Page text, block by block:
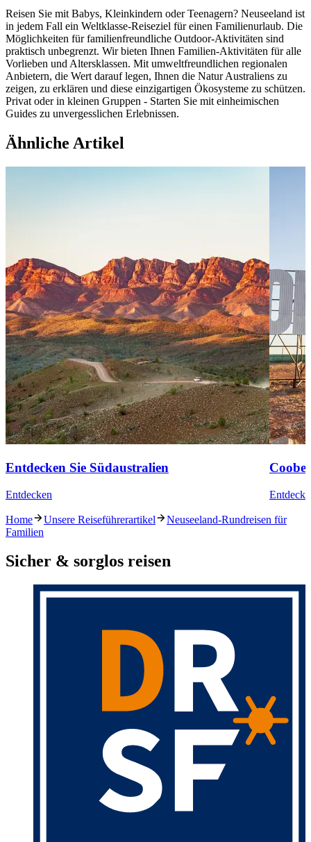
Reisen Sie mit Babys, Kleinkindern oder Teenagern? Neuseeland ist
in jedem Fall ein Weltklasse-Reiseziel für einen Familienurlaub. Die
Möglichkeiten für familienfreundliche Outdoor-Aktivitäten sind
praktisch unbegrenzt. Wir bieten Ihnen Familien-Aktivitäten für alle
Vorlieben und Altersklassen. Mit umweltfreundlichen regionalen
Anbietern, die Wert darauf legen, Ihnen die Natur Australiens zu
zeigen, zu erklären und diese einzigartigen Ökosysteme zu schützen.
Privat oder in kleinen Gruppen - Starten Sie mit einheimischen
Guides zu unvergesslichen Erlebnissen.
Ähnliche Artikel
Entdecken Sie Südaustralien
Entdecken
Home Unsere Reiseführerartikel
Neuseeland-Rundreisen für
Familien
Sicher & sorglos reisen